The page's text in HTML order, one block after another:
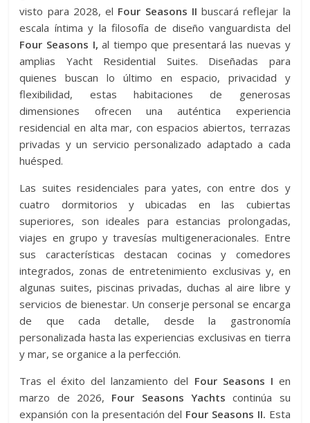
visto para 2028, el Four Seasons II buscará reflejar la
escala íntima y la filosofía de diseño vanguardista del
Four Seasons I, al tiempo que presentará las nuevas y
amplias Yacht Residential Suites. Diseñadas para
quienes buscan lo último en espacio, privacidad y
flexibilidad, estas habitaciones de generosas
dimensiones ofrecen una auténtica experiencia
residencial en alta mar, con espacios abiertos, terrazas
privadas y un servicio personalizado adaptado a cada
huésped.
Las suites residenciales para yates, con entre dos y
cuatro dormitorios y ubicadas en las cubiertas
superiores, son ideales para estancias prolongadas,
viajes en grupo y travesías multigeneracionales. Entre
sus características destacan cocinas y comedores
integrados, zonas de entretenimiento exclusivas y, en
algunas suites, piscinas privadas, duchas al aire libre y
servicios de bienestar. Un conserje personal se encarga
de que cada detalle, desde la gastronomía
personalizada hasta las experiencias exclusivas en tierra
y mar, se organice a la perfección.
Tras el éxito del lanzamiento del Four Seasons I en
marzo de 2026, Four Seasons Yachts continúa su
expansión con la presentación del Four Seasons II. Esta